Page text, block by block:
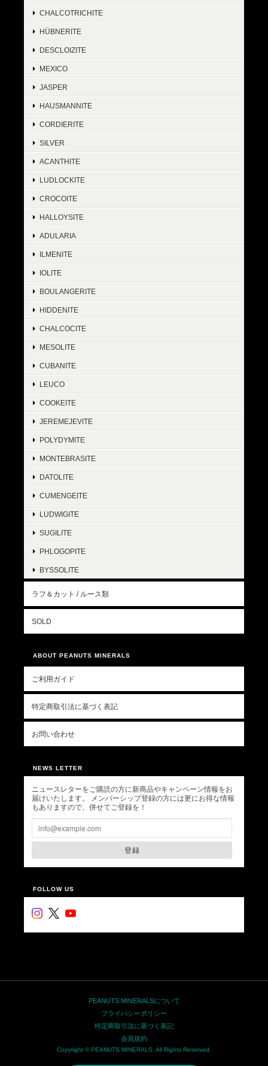
CHALCOTRICHITE
HÜBNERITE
DESCLOIZITE
MEXICO
JASPER
HAUSMANNITE
CORDIERITE
SILVER
ACANTHITE
LUDLOCKITE
CROCOITE
HALLOYSITE
ADULARIA
ILMENITE
IOLITE
BOULANGERITE
HIDDENITE
CHALCOCITE
MESOLITE
CUBANITE
LEUCO
COOKEITE
JEREMEJEVITE
POLYDYMITE
MONTEBRASITE
DATOLITE
CUMENGEITE
LUDWIGITE
SUGILITE
PHLOGOPITE
BYSSOLITE
ラフ＆カット / ルース類
SOLD
ABOUT PEANUTS MINERALS
ご利用ガイド
特定商取引法に基づく表記
お問い合わせ
NEWS LETTER
ニュースレターをご購読の方に新商品やキャンペーン情報をお
届けいたします。 メンバーシップ登録の方には更にお得な情報
もありますので、併せてご登録を！
登録
FOLLOW US
PEANUTS MINERALSについて
プライバシーポリシー
特定商取引法に基づく表記
会員規約
Copyright © PEANUTS MINERALS. All Rights Reserved.